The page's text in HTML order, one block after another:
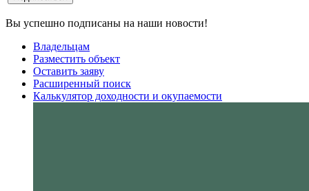
Вы успешно подписаны на наши новости!
Владельцам
Разместить объект
Оставить заяву
Расширенный поиск
Калькулятор доходности и окупаемости